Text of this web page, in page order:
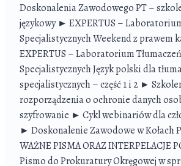
Doskonalenia Zawodowego PT –
językowy ► EXPERTUS –
Specjalistycznych Weekend z prawem
EXPERTUS – Laboratorium Tłumaczeń
Specjalistycznych Język polski dla
specjalistycznych – część 1 i 2 ►
rozporządzenia o ochronie danych
szyfrowanie ► Cykl webinariów dla
► Doskonalenie Zawodowe w Kołach
WAŻNE PISMA ORAZ INTERPELACJE
Pismo do Prokuratury Okręgowej w